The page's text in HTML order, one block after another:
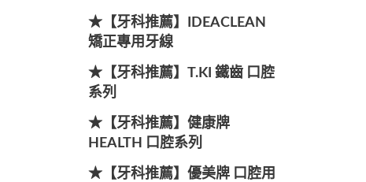
★【牙科推薦】IDEACLEAN
矯正專用牙線
★【牙科推薦】T.KI 鐵齒 口腔
系列
★【牙科推薦】健康牌
HEALTH 口腔系列
★【牙科推薦】優美牌 口腔用